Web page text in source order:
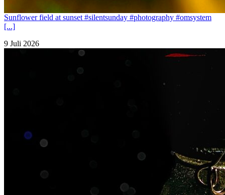
Sunflower field at sunset #silentsunday #photography #omsystem
[...]
9 Juli 2026